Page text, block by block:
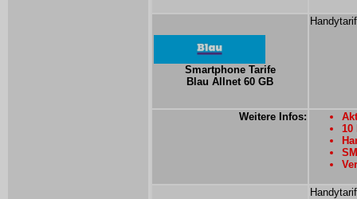
Smartphone Tarife
Blau Allnet 60 GB
Weitere Infos:
10